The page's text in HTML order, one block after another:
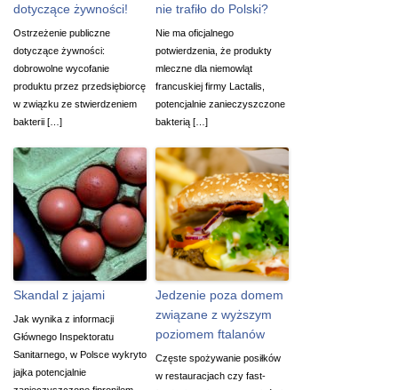
dotyczące żywności!
Ostrzeżenie publiczne
dotyczące żywności:
dobrowolne wycofanie
produktu przez przedsiębiorcę
w związku ze stwierdzeniem
bakterii […]
nie trafiło do Polski?
Nie ma oficjalnego
potwierdzenia, że produkty
mleczne dla niemowląt
francuskiej firmy Lactalis,
potencjalnie zanieczyszczone
bakterią […]
Skandal z jajami
Jak wynika z informacji
Głównego Inspektoratu
Sanitarnego, w Polsce wykryto
jajka potencjalnie
Jedzenie poza domem
związane z wyższym
poziomem ftalanów
Częste spożywanie posiłków
w restauracjach czy fast-